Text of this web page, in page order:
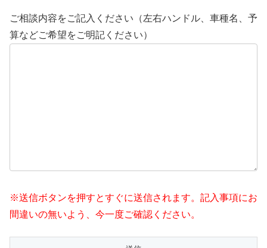
ご相談内容をご記入ください（左右ハンドル、車種名、予
算などご希望をご明記ください）
※送信ボタンを押すとすぐに送信されます。記入事項にお
間違いの無いよう、今一度ご確認ください。